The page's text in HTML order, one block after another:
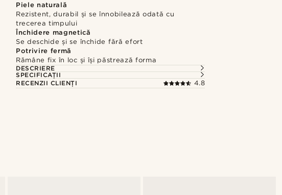
Piele naturală
Rezistent, durabil și se înnobilează odată cu
trecerea timpului
Închidere magnetică
Se deschide și se închide fără efort
Potrivire fermă
Rămâne fix în loc și își păstrează forma
DESCRIERE
SPECIFICAȚII
RECENZII CLIENȚI
4.8